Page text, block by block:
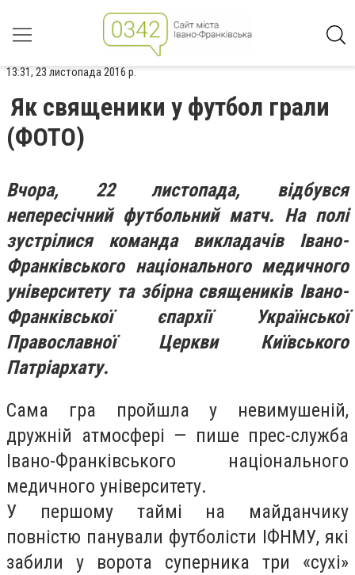
13:31, 23 листопада 2016 р.
Як священики у футбол грали
(ФОТО)
Вчора, 22 листопада, відбувся
непересічний футбольний матч. На полі
зустрілися команда викладачів Івано-
Франківського національного медичного
університету та збірна священиків Івано-
Франківської єпархії Української
Православної Церкви Київського
Патріархату.
Сама гра пройшла у невимушеній,
дружній атмосфері — пише прес-служба
Івано-Франківського національного
медичного університету.
У першому таймі на майданчику
повністю панували футболісти ІФНМУ, які
забили у ворота суперника три «сухі»